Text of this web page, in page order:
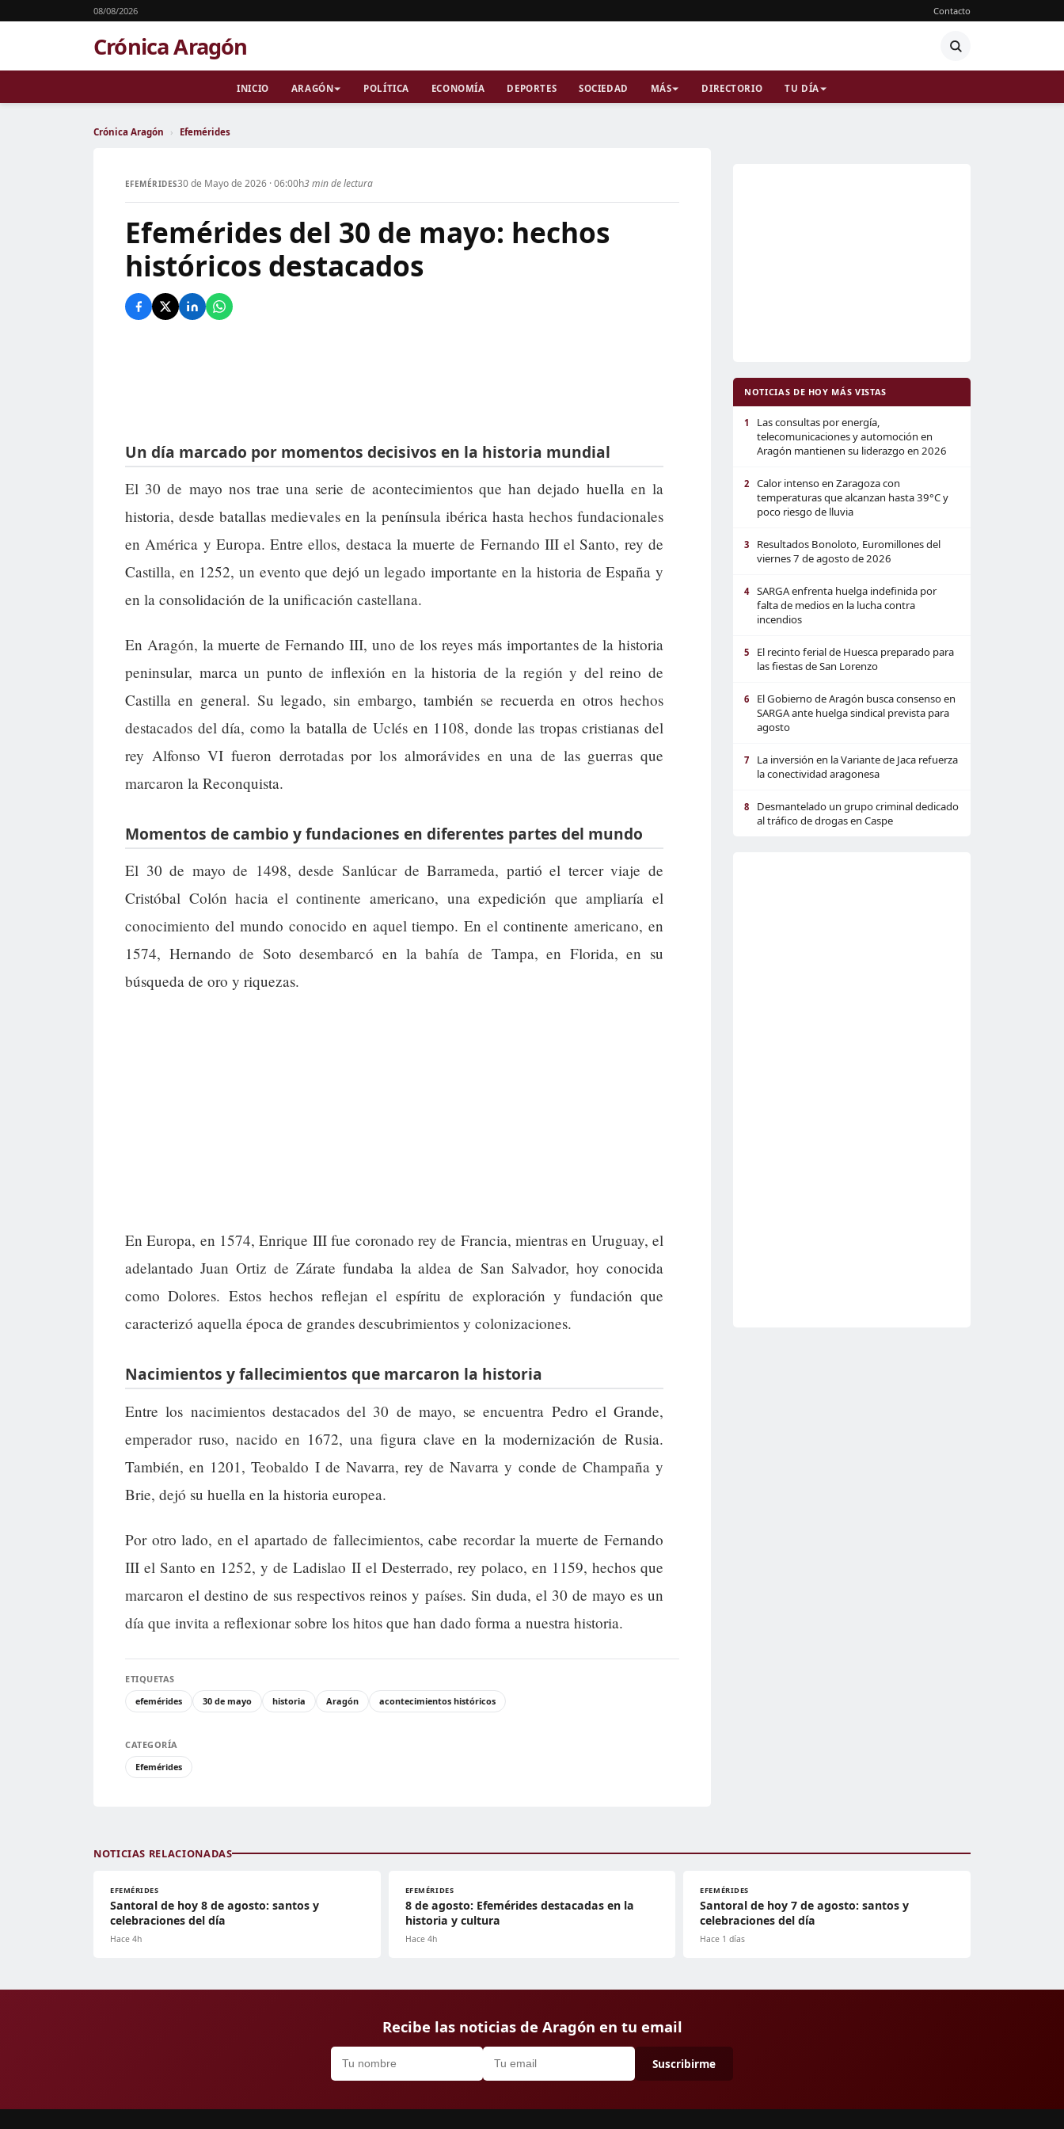
08/08/2026 Contacto
Crónica Aragón
INICIO ARAGÓN POLÍTICA ECONOMÍA DEPORTES SOCIEDAD MÁS DIRECTORIO TU DÍA
Crónica Aragón › Efemérides
EFEMÉRIDES30 de Mayo de 2026 · 06:00h3 min de lectura
Efemérides del 30 de mayo: hechos
históricos destacados
Un día marcado por momentos decisivos en la historia mundial
El 30 de mayo nos trae una serie de acontecimientos que han dejado huella en la
historia, desde batallas medievales en la península ibérica hasta hechos fundacionales
en América y Europa. Entre ellos, destaca la muerte de Fernando III el Santo, rey de
Castilla, en 1252, un evento que dejó un legado importante en la historia de España y
en la consolidación de la unificación castellana.
En Aragón, la muerte de Fernando III, uno de los reyes más importantes de la historia
peninsular, marca un punto de inflexión en la historia de la región y del reino de
Castilla en general. Su legado, sin embargo, también se recuerda en otros hechos
destacados del día, como la batalla de Uclés en 1108, donde las tropas cristianas del
rey Alfonso VI fueron derrotadas por los almorávides en una de las guerras que
marcaron la Reconquista.
Momentos de cambio y fundaciones en diferentes partes del mundo
El 30 de mayo de 1498, desde Sanlúcar de Barrameda, partió el tercer viaje de
Cristóbal Colón hacia el continente americano, una expedición que ampliaría el
conocimiento del mundo conocido en aquel tiempo. En el continente americano, en
1574, Hernando de Soto desembarcó en la bahía de Tampa, en Florida, en su
búsqueda de oro y riquezas.
En Europa, en 1574, Enrique III fue coronado rey de Francia, mientras en Uruguay, el
adelantado Juan Ortiz de Zárate fundaba la aldea de San Salvador, hoy conocida
como Dolores. Estos hechos reflejan el espíritu de exploración y fundación que
caracterizó aquella época de grandes descubrimientos y colonizaciones.
Nacimientos y fallecimientos que marcaron la historia
Entre los nacimientos destacados del 30 de mayo, se encuentra Pedro el Grande,
emperador ruso, nacido en 1672, una figura clave en la modernización de Rusia.
También, en 1201, Teobaldo I de Navarra, rey de Navarra y conde de Champaña y
Brie, dejó su huella en la historia europea.
Por otro lado, en el apartado de fallecimientos, cabe recordar la muerte de Fernando
III el Santo en 1252, y de Ladislao II el Desterrado, rey polaco, en 1159, hechos que
marcaron el destino de sus respectivos reinos y países. Sin duda, el 30 de mayo es un
día que invita a reflexionar sobre los hitos que han dado forma a nuestra historia.
ETIQUETAS
efemérides
30 de mayo historia Aragón acontecimientos históricos
CATEGORÍA
Efemérides
NOTICIAS DE HOY MÁS VISTAS
1
Las consultas por energía,
telecomunicaciones y automoción en
Aragón mantienen su liderazgo en 2026
2
Calor intenso en Zaragoza con
temperaturas que alcanzan hasta 39°C y
poco riesgo de lluvia
3
Resultados Bonoloto, Euromillones del
viernes 7 de agosto de 2026
4
SARGA enfrenta huelga indefinida por
falta de medios en la lucha contra
incendios
5
El recinto ferial de Huesca preparado para
las fiestas de San Lorenzo
6
El Gobierno de Aragón busca consenso en
SARGA ante huelga sindical prevista para
agosto
7
La inversión en la Variante de Jaca refuerza
la conectividad aragonesa
8
Desmantelado un grupo criminal dedicado
al tráfico de drogas en Caspe
NOTICIAS RELACIONADAS
EFEMÉRIDES
Santoral de hoy 8 de agosto: santos y
celebraciones del día
Hace 4h
EFEMÉRIDES
8 de agosto: Efemérides destacadas en la
historia y cultura
Hace 4h
EFEMÉRIDES
Santoral de hoy 7 de agosto: santos y
celebraciones del día
Hace 1 días
Recibe las noticias de Aragón en tu email
Suscribirme